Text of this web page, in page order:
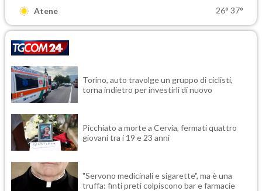
Atene 26° 37°
Torino, auto travolge un gruppo di ciclisti,
torna indietro per investirli di nuovo
Picchiato a morte a Cervia, fermati quattro
giovani tra i 19 e 23 anni
"Servono medicinali e sigarette", ma è una
truffa: finti preti colpiscono bar e farmacie